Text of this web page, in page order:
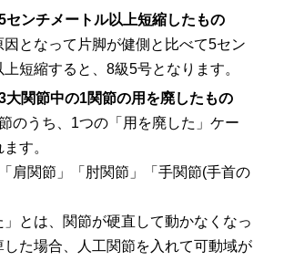
センチメートル以上短縮したもの
となって片脚が健側と比べて5セン
短縮すると、 8級5号となります。
大関節中の1関節の用を廃したもの
のうち、 1つの「用を廃した」ケー
す。
肩関節」「肘関節」「手関節(手首の
」とは、関節が硬直して動かなくなっ
した場合、人工関節を入れて可動域が